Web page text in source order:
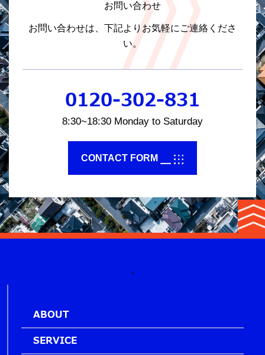
お問い合わせ
お問い合わせは、下記よりお気軽にご連絡くださ
い。
0120-302-831
8:30~18:30 Monday to Saturday
CONTACT FORM
`
ABOUT
SERVICE